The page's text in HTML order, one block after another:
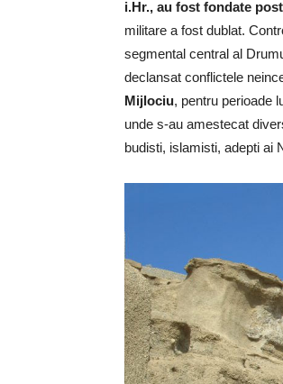
i.Hr., au fost fondate
militare a fost dublat.
segmental central al
declansat conflictele
Mijlociu, pentru perioade
unde s-au amestecat
budisti, islamisti, adepti ai